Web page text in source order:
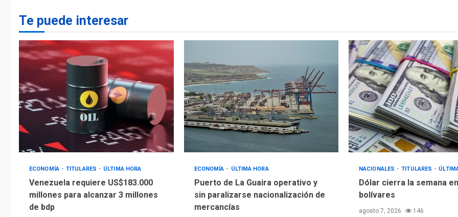
Te puede interesar
ECONOMÍA TITULARES ÚLTIMA HORA
Venezuela requiere US$183.000
millones para alcanzar 3 millones
de bdp
ECONOMÍA ÚLTIMA HORA
Puerto de La Guaira operativo y
sin paralizarse nacionalización de
mercancías
NACIONALES TITULARES
Dólar cierra la semana
bolívares
agosto 7, 2026 146